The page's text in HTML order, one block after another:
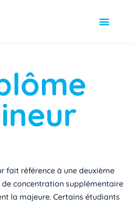
fait référence à une deuxième
de concentration supplémentaire
la majeure. Certains étudiants